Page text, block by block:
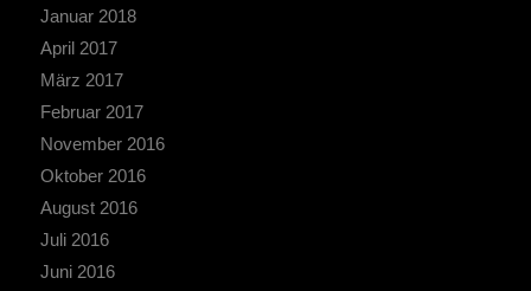
Januar 2018
April 2017
März 2017
Februar 2017
November 2016
Oktober 2016
August 2016
Juli 2016
Juni 2016